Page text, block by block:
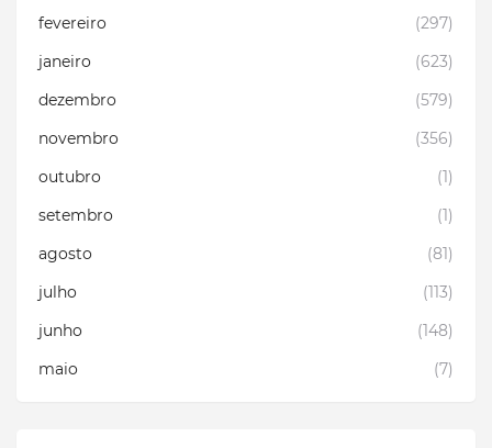
fevereiro
(297)
janeiro
(623)
dezembro
(579)
novembro
(356)
outubro
(1)
setembro
(1)
agosto
(81)
julho
(113)
junho
(148)
maio
(7)